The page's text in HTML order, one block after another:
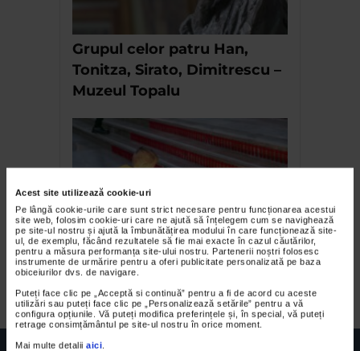
Acest site utilizează cookie-uri
Pe lângă cookie-urile care sunt strict necesare pentru funcționarea acestui
site web, folosim cookie-uri care ne ajută să înțelegem cum se navighează
pe site-ul nostru și ajută la îmbunătățirea modului în care funcționează site-
ul, de exemplu, făcând rezultatele să fie mai exacte în cazul căutărilor,
pentru a măsura performanța site-ului nostru. Partenerii noștri folosesc
instrumente de urmărire pentru a oferi publicitate personalizată pe baza
obiceiurilor dvs. de navigare.
Puteți face clic pe „Acceptă si continuă” pentru a fi de acord cu aceste
utilizări sau puteți face clic pe „Personalizează setările” pentru a vă
configura opțiunile. Vă puteți modifica preferințele și, în special, vă puteți
retrage consimțământul pe site-ul nostru în orice moment.
Mai multe detalii aici
Grupul celor patru Han,
Tonitza, Sirato, Dimitrescu –
Muzeul Topalu
Valeriu Schiau – Covorul
rosu